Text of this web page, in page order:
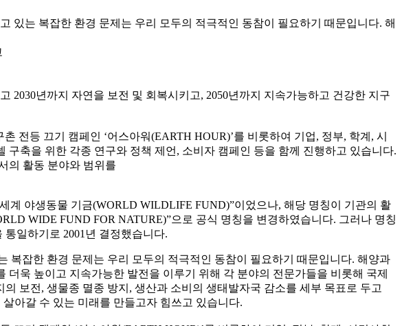
있는 복잡한 환경 문제는 우리 모두의 적극적인 동참이 필요하기 때문입니다. 해
2030년까지 자연을 보전 및 회복시키고, 2050년까지 지속가능하고 건강한 지구
전등 끄기 캠페인 ‘어스아워(EARTH HOUR)’를 비롯하여 기업, 정부, 학계, 시
축을 위한 각종 연구와 정책 제언, 소비자 캠페인 등을 함께 진행하고 있습니다.
의 활동 분야와 범위를
계 야생동물 기금(WORLD WILDLIFE FUND)”이었으나, 해당 명칭이 기관의 활
WIDE FUND FOR NATURE)”으로 공식 명칭을 변경하였습니다. 그러나 명칭
일하기로 2001년 결정했습니다.
복잡한 환경 문제는 우리 모두의 적극적인 동참이 필요하기 때문입니다. 해양과
욱 높이고 지속가능한 발전을 이루기 위해 각 분야의 전문가들을 비롯해 국제
보전, 생물종 멸종 방지, 생산과 소비의 생태발자국 감소를 세부 목표로 두고
아갈 수 있는 미래를 만들고자 힘쓰고 있습니다.